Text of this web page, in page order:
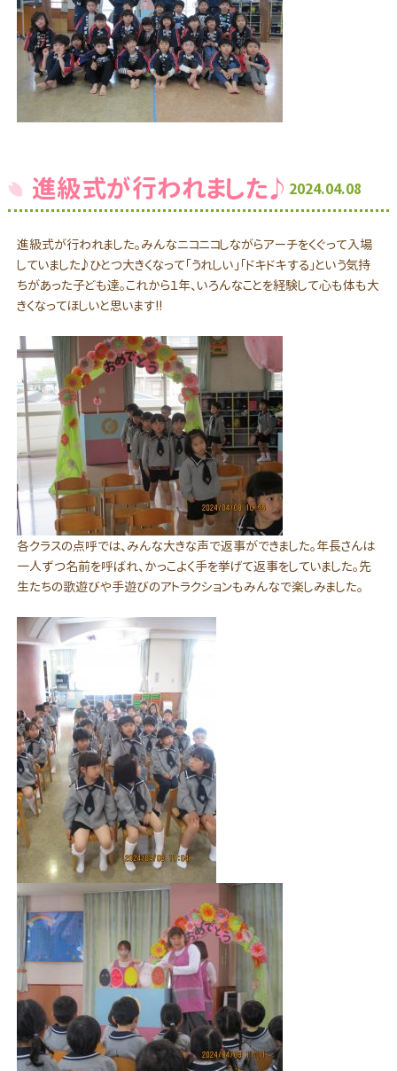
進級式が行われました♪ 2024.04.08
進級式が行われました。みんなニコニコしながらアーチをくぐって入場
していました♪ひとつ大きくなって「うれしい」「ドキドキする」という気持
ちがあった子ども達。これから１年、いろんなことを経験して心も体も大
きくなってほしいと思います!!
各クラスの点呼では、みんな大きな声で返事ができました。年長さんは
一人ずつ名前を呼ばれ、かっこよく手を挙げて返事をしていました。先
生たちの歌遊びや手遊びのアトラクションもみんなで楽しみました。